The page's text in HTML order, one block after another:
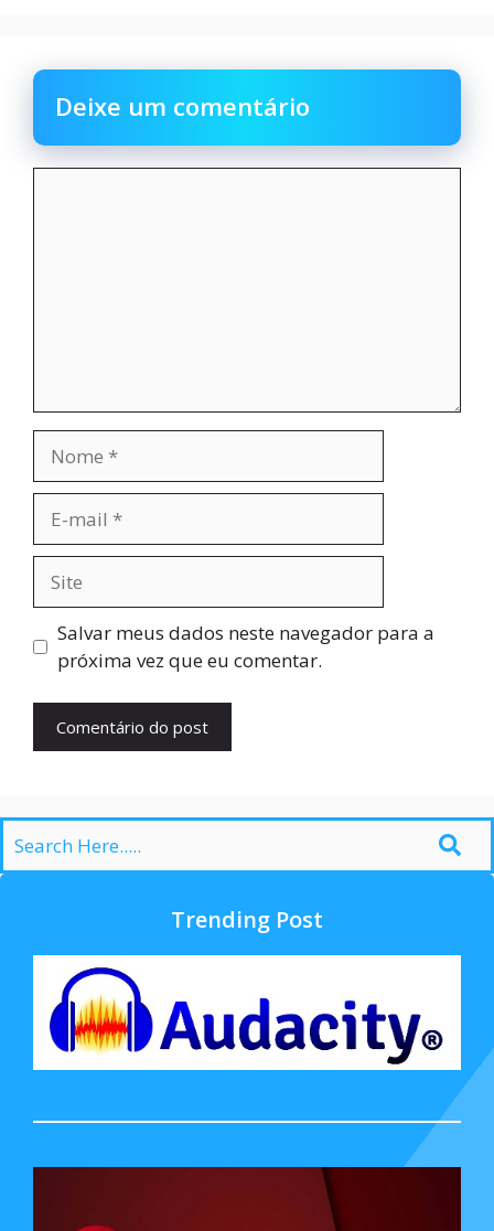
Deixe um comentário
mail
Salvar meus dados neste navegador para a
próxima vez que eu comentar.
Trending Post